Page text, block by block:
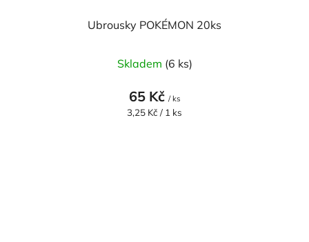
Ubrousky POKÉMON 20ks
Skladem (6 ks)
65 Kč / ks
Měrná
3,25 Kč / 1 ks